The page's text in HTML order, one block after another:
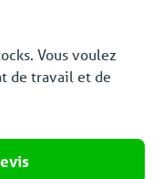
Vous voulez
de travail et de